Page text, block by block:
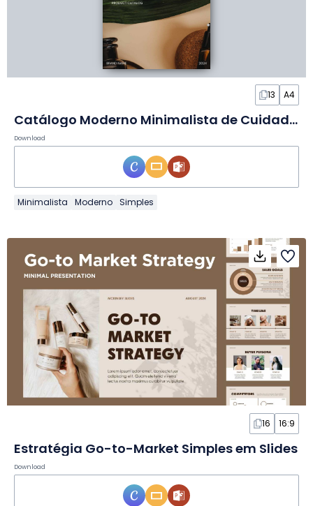
13 A4
Catálogo Moderno Minimalista de Cuidados Corporais em Slides
Download
Minimalista Moderno Simples
16 16:9
Estratégia Go-to-Market Simples em Slides
Download